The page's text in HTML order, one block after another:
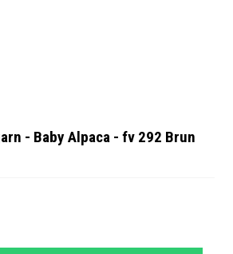
- Baby Alpaca - fv 292 Brun